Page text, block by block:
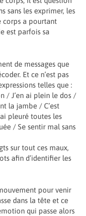
sans les exprimer, les
corps a pourtant
est parfois sa
de messages que
Et ce n’est pas
telles que :
/ J’en ai plein le dos /
la jambe / C’est
pleuré toutes les
/ Se sentir mal sans
sur tout ces maux,
afin d’identifier les
pour venir
dans la tête et ce
qui passe alors